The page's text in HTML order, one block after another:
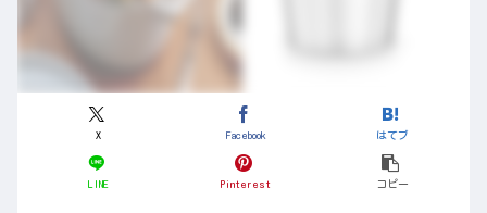
X Facebook はてブ
LINE Pinterest コピー